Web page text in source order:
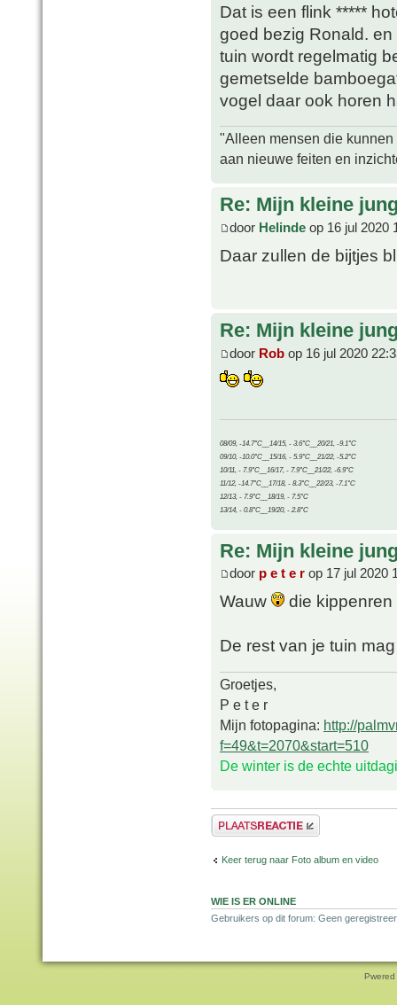
Dat is een flink *****
goed bezig Ronald.
tuin wordt regelmatig
gemetselde
vogel daar ook horen
"Alleen mensen die
aan nieuwe feiten en
Re: Mijn kleine
door Helinde op 16 jul 2020
Daar zullen de bijtjes
Re: Mijn kleine
door Rob op 16 jul 2020
08/09, -14.7°C__14/15, - 3.6°C__20/21, -9.1°C
09/10, -10.0°C__15/16, - 5.9°C__21/22, -5.2°C
10/11, - 7.9°C__16/17, - 7.9°C__21/22, -6.9°C
11/12, -14.7°C__17/18, - 8.3°C__22/23, -7.1°C
12/13, - 7.9°C__18/19, - 7.5°C
13/14, - 0.8°C__19/20, - 2.8°C
Re: Mijn kleine
door p e t e r op 17 jul 2020
Wauw die
De rest van je tuin
Groetjes,
P e t e r
Mijn fotopagina: http://
f=49&t=2070&start=510
De winter is de echte
Plaats een reactie
Keer terug naar Foto album en video
WIE IS ER ONLINE
Gebruikers op dit forum: Geen